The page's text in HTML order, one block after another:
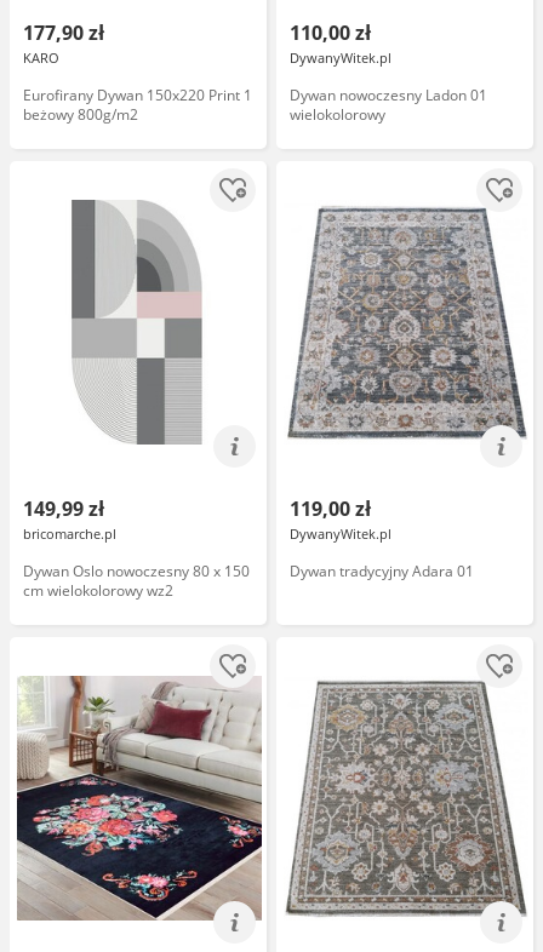
177,90 zł
KARO
Eurofirany Dywan 150x220 Print 1
beżowy 800g/m2
110,00 zł
DywanyWitek.pl
Dywan nowoczesny Ladon 01
wielokolorowy
149,99 zł
bricomarche.pl
Dywan Oslo nowoczesny 80 x 150
cm wielokolorowy wz2
119,00 zł
DywanyWitek.pl
Dywan tradycyjny Adara 01